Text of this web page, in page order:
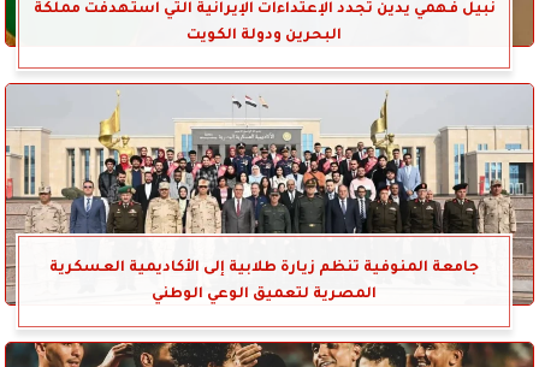
نبيل فهمي يدين تجدد الإعتداءات الإيرانية التي استهدفت مملكة
البحرين ودولة الكويت
جامعة المنوفية تنظم زيارة طلابية إلى الأكاديمية العسكرية
المصرية لتعميق الوعي الوطني